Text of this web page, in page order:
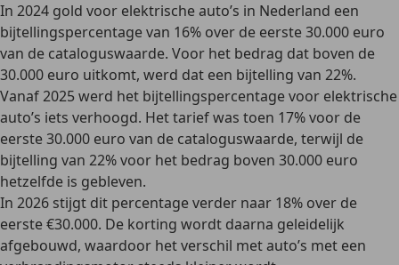
In 2024 gold voor elektrische auto’s in Nederland een
bijtellingspercentage van 16% over de eerste 30.000 euro
van de cataloguswaarde. Voor het bedrag dat boven de
30.000 euro uitkomt, werd dat een bijtelling van 22%.
Vanaf 2025 werd het bijtellingspercentage voor elektrische
auto’s iets verhoogd. Het tarief was toen 17% voor de
eerste 30.000 euro van de cataloguswaarde, terwijl de
bijtelling van 22% voor het bedrag boven 30.000 euro
hetzelfde is gebleven.
In 2026 stijgt dit percentage verder naar 18% over de
eerste €30.000. De korting wordt daarna geleidelijk
afgebouwd, waardoor het verschil met auto’s met een